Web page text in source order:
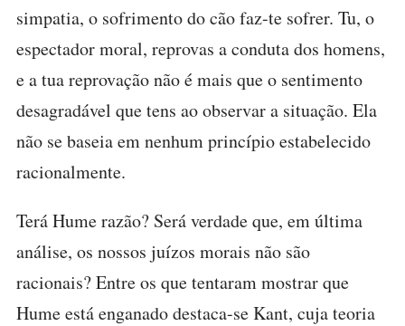
simpatia, o sofrimento do cão faz-te sofrer. Tu, o
espectador moral, reprovas a conduta dos homens,
e a tua reprovação não é mais que o sentimento
desagradável que tens ao observar a situação. Ela
não se baseia em nenhum princípio estabelecido
racionalmente.
Terá Hume razão? Será verdade que, em última
análise, os nossos juízos morais não são
racionais? Entre os que tentaram mostrar que
Hume está enganado destaca-se Kant, cuja teoria